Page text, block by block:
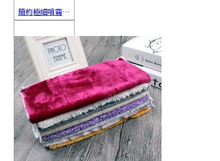
簡約極細噴霧瓶 旅行分裝瓶 保養品分裝 酒精噴霧瓶 小噴壺 香水瓶 隨身瓶